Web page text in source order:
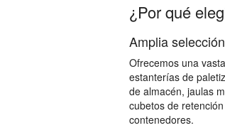
¿Por qué
Amplia
Ofrecemos una
estanterías de
de almacén, jaulas
cubetos de
contenedores.